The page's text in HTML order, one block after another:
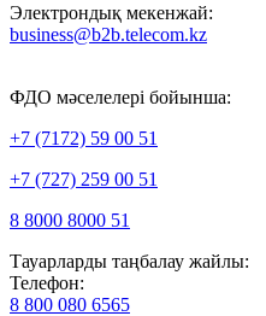
Электрондық мекенжай:
business@b2b.telecom.kz
ФДО мәселелері бойынша:
+7 (7172) 59 00 51
+7 (727) 259 00 51
8 8000 8000 51
Тауарларды таңбалау жайлы:
Телефон:
8 800 080 6565